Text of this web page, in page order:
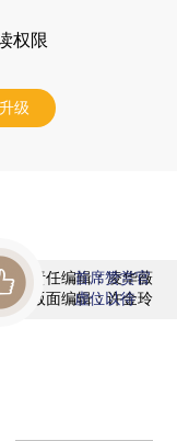
权限
级
责任编辑：凌华薇
版面编辑：许金玲
首席赞赏官
虚位以待